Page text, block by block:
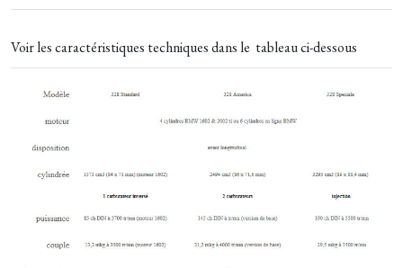
Voir les caractéristiques techniques dans le tableau ci-dessous